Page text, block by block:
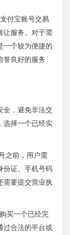
付宝账号交易
让服务。对于需
一个较为便捷的
誉良好的服务
全，避免非法交
选择一个已经实
之前，用户需
份证、手机号码
需要提交营业执
买一个已经完
过合法的平台或